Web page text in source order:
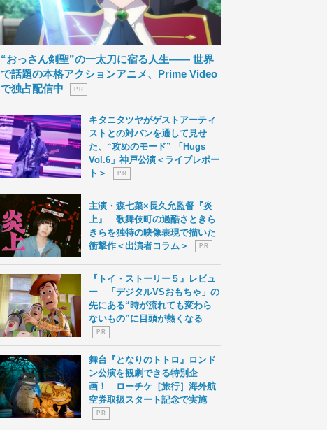
“おっさん剣聖”の一太刀に宿る人生―― 世界
で話題の本格アクションアニメ、Prime Video
で独占配信中
P R
キタニタツヤがゲストアーティ
ストとの対バンを通して見せ
た、“攻めのモード” 「Hugs
Vol.6」神戸公演＜ライブレポー
ト＞
P R
主演・森七菜×長久允監督『炎
上』 歌舞伎町の過酷さときら
きらを独特の映像表現で描いた
衝撃作＜出演者コラム＞
P R
『トイ・ストーリー５』レビュ
ー 「デジタルVSおもちゃ」の
先にある“時が流れても変わら
ないもの”に目頭が熱くなる
P R
舞台『となりのトトロ』ロンド
ン公演を観劇できる特別企
画！ ローチケ［旅行］海外航
空券取扱スタート記念で実施
P R